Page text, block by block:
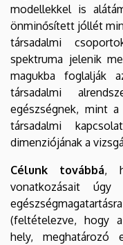
modellekkel is
önminősített jóllét
társadalmi
spektruma jelenik
magukba foglalják
társadalmi
egészségnek, mint
társadalmi
dimenziójának a
Célunk továbbá,
vonatkozásait
(feltételezve, hogy
hely, meghatározó